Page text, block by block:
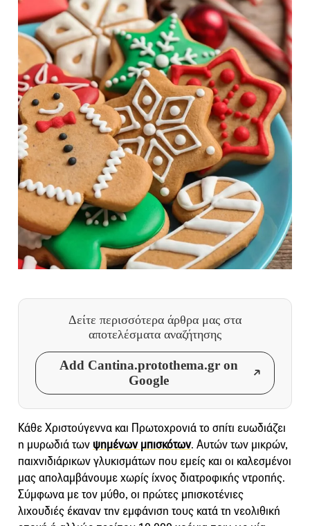
Δείτε περισσότερα άρθρα μας στα
αποτελέσματα αναζήτησης
Add Cantina.protothema.gr on
Google
Κάθε Χριστούγεννα και Πρωτοχρονιά το σπίτι ευωδιάζει
η μυρωδιά των ψημένων μπισκότων. Αυτών των μικρών,
παιχνιδιάρικων γλυκισμάτων που εμείς και οι καλεσμένοι
μας απολαμβάνουμε χωρίς ίχνος διατροφικής ντροπής.
Σύμφωνα με τον μύθο, οι πρώτες μπισκοτένιες
λιχουδιές έκαναν την εμφάνιση τους κατά τη νεολιθική